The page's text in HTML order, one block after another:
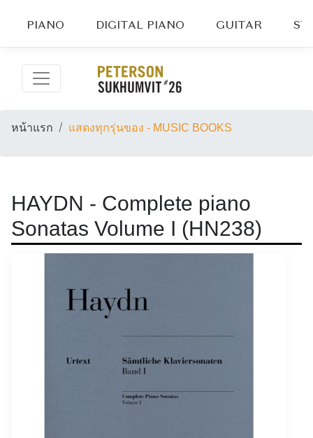
PIANO DIGITAL PIANO GUITAR
หน้าแรก แสดงทุกรุ่นของ - MUSIC BOOKS
HAYDN - Complete piano
Sonatas Volume I (HN238)